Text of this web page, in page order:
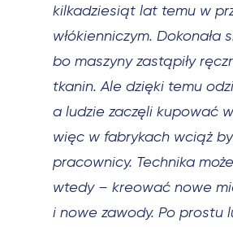
kilkadziesiąt lat temu w
włókienniczym. Dokonała
bo maszyny zastąpiły
tkanin. Ale dzięki temu
a ludzie zaczęli kupować
więc w fabrykach wciąż
pracownicy. Technika
wtedy – kreować nowe
i nowe zawody. Po prostu